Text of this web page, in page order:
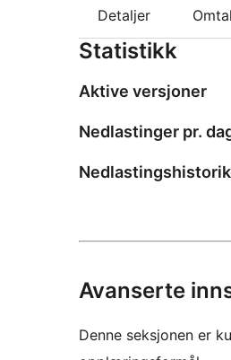
Detaljer
Statistikk
Aktive versjoner
Nedlastinger pr.
Avanserte
Denne seksjonen er